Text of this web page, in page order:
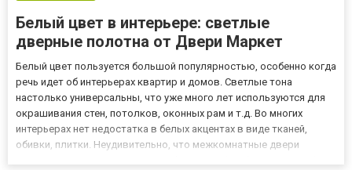
Белый цвет в интерьере: светлые
дверные полотна от Двери Маркет
Белый цвет пользуется большой популярностью, особенно когда
речь идет об интерьерах квартир и домов. Светлые тона
настолько универсальны, что уже много лет используются для
окрашивания стен, потолков, оконных рам и т.д. Во многих
интерьерах нет недостатка в белых акцентах в виде тканей,
обивки, плитки. Неудивительно, что межкомнатные двери